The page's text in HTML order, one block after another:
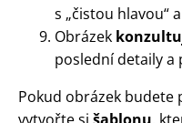
s „čistou hlavou“
Obrázek
poslední detaily a
Pokud obrázek budete